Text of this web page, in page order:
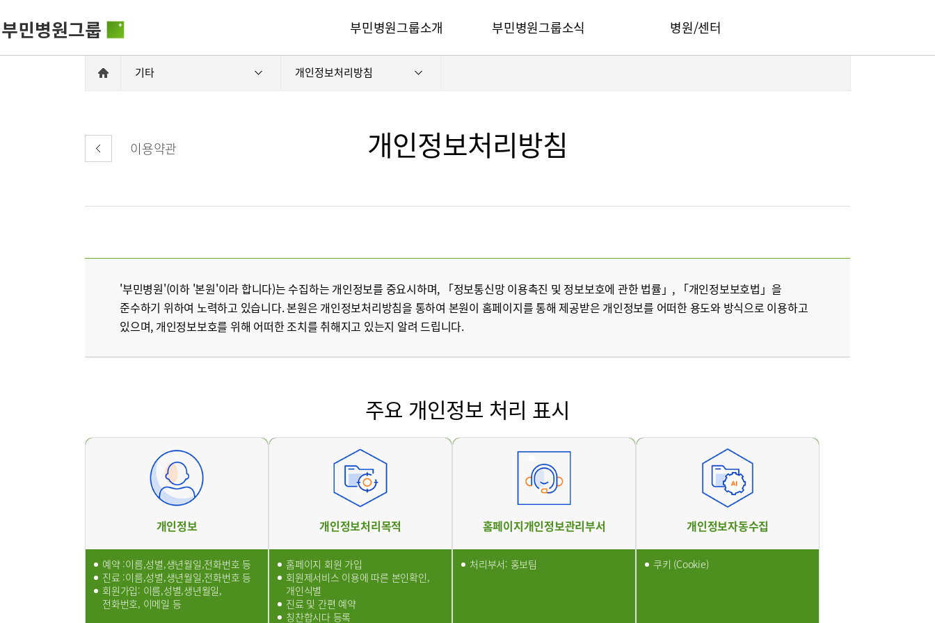
부민병원그룹소개
비전과 핵심가치
연혁
오시는길
의료진 소개
외래진료 안내
부민병원그룹소식
건강토크
공고
부민병원 40주년 역사관
병원/센터
기타 개인정보처리방침
이용약관 개인정보처리방침
'부민병원'(이하 '본원'이라 합니다)는 수집하는 개인정보를 중요시하며, 「정보통신망 이용촉진 및 정보보호에 관한 법률」, 「개인정보보호법」을
준수하기 위하여 노력하고 있습니다. 본원은 개인정보처리방침을 통하여 본원이 홈페이지를 통해 제공받은 개인정보를 어떠한 용도와 방식으로 이용하고
있으며, 개인정보보호를 위해 어떠한 조치를 취해지고 있는지 알려 드립니다.
주요 개인정보 처리 표시
개인정보
예약 :이름,성별,생년월일,전화번호 등
진료 :이름,성별,생년월일,전화번호 등
회원가입: 이름,성별,생년월일,
전화번호, 이메일 등
개인정보처리목적
홈페이지 회원 가입
회원제서비스 이용에 따른 본인확인,
개인식별
진료 및 간편 예약
칭찬합시다 등록
홈페이지개인정보관리부서
처리부서: 홍보팀
개인정보자동수집
쿠키 (Cookie)
전체메뉴
부민병원그룹소개 부민스토리 이사장소개
의료진 소개
외래진료 안내
사회공헌 후원안내 언론보도
건강토크
입찰공고
공고 매거진:BLOG 부민병원 40주년 역사관
병원/센터